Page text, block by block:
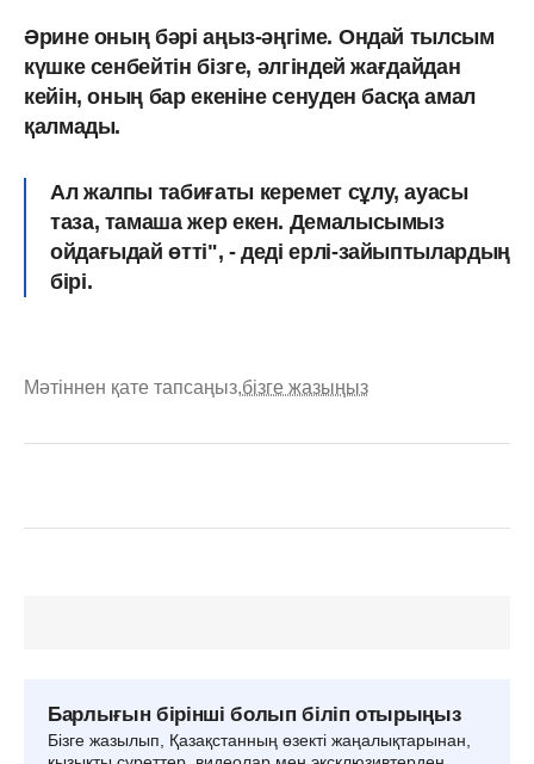
Әрине оның бәрі аңыз-әңгіме. Ондай тылсым
күшке сенбейтін бізге, әлгіндей жағдайдан
кейін, оның бар екеніне сенуден басқа амал
қалмады.
Ал жалпы табиғаты керемет сұлу, ауасы
таза, тамаша жер екен. Демалысымыз
ойдағыдай өтті", - деді ерлі-зайыптылардың
бірі.
Мәтіннен қате тапсаңыз,бізге жазыңыз
Барлығын бірінші болып біліп отырыңыз
Бізге жазылып, Қазақстанның өзекті жаңалықтарынан,